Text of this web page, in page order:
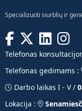
Specializuoti siurblių ir
Telefonas
Telefonas gedimams :
Darbo laikas I - V /
Lokacija :